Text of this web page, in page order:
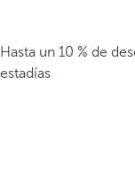
Hasta un 10 % de
estadías